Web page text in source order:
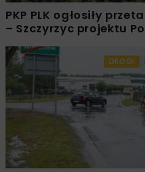
PKP PLK ogłosiły
– Szczyrzyc projektu
DROGI